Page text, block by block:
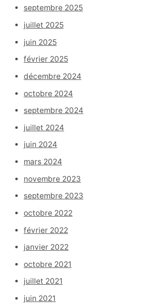
septembre 2025
juillet 2025
juin 2025
février 2025
décembre 2024
octobre 2024
septembre 2024
juillet 2024
juin 2024
mars 2024
novembre 2023
septembre 2023
octobre 2022
février 2022
janvier 2022
octobre 2021
juillet 2021
juin 2021